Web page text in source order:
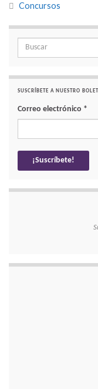
Concursos
Search for:
SUSCRÍBETE A NUESTRO
Correo electrónico *